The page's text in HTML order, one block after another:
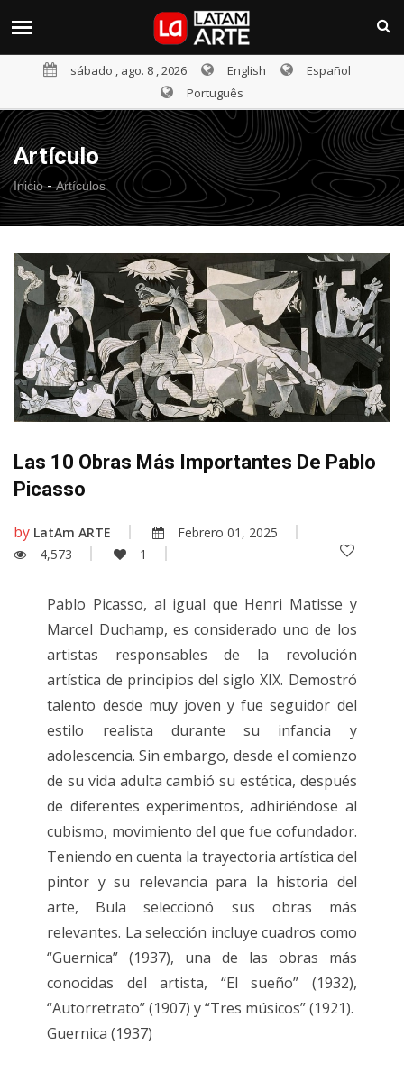
sábado , ago. 8 , 2026 English
Español
Português
Artículo
Inicio- Artículos
Las 10 Obras Más Importantes De Pablo
Picasso
by LatAm ARTE
Febrero 01, 2025
4,573
1
Pablo Picasso, al igual que Henri Matisse y
Marcel Duchamp, es considerado uno de los
artistas responsables de la revolución
artística de principios del siglo XIX. Demostró
talento desde muy joven y fue seguidor del
estilo realista durante su infancia y
adolescencia. Sin embargo, desde el comienzo
de su vida adulta cambió su estética, después
de diferentes experimentos, adhiriéndose al
cubismo, movimiento del que fue cofundador.
Teniendo en cuenta la trayectoria artística del
pintor y su relevancia para la historia del
arte, Bula seleccionó sus obras más
relevantes. La selección incluye cuadros como
“Guernica” (1937), una de las obras más
conocidas del artista, “El sueño” (1932),
“Autorretrato” (1907) y “Tres músicos” (1921).
Guernica (1937)